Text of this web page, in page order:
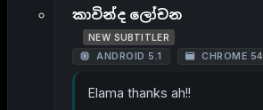
කාවින්ද ලෝචන
NEW SUBTITLER
ANDROID 5.1 CHROME 54
Elama thanks ah!!